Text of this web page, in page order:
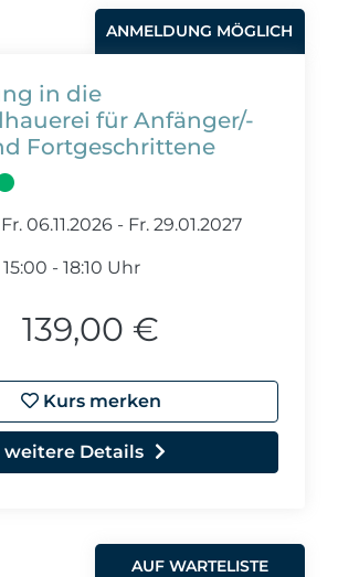
ANMELDUNG MÖGLICH
in die
für Anfänger/-
Fortgeschrittene
Fr. 06.11.2026 - Fr. 29.01.2027
15:00 - 18:10 Uhr
139,00 €
Kurs merken
weitere Details
AUF WARTELISTE